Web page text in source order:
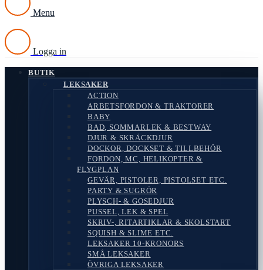
Menu
Logga in
BUTIK
LEKSAKER
ACTION
ARBETSFORDON & TRAKTORER
BABY
BAD, SOMMARLEK & BESTWAY
DJUR & SKRÄCKDJUR
DOCKOR, DOCKSET & TILLBEHÖR
FORDON, MC, HELIKOPTER &
FLYGPLAN
GEVÄR, PISTOLER, PISTOLSET ETC.
PARTY & SUGRÖR
PLYSCH- & GOSEDJUR
PUSSEL, LEK & SPEL
SKRIV-, RITARTIKLAR & SKOLSTART
SQUISH & SLIME ETC.
LEKSAKER 10-KRONORS
SMÅ LEKSAKER
ÖVRIGA LEKSAKER